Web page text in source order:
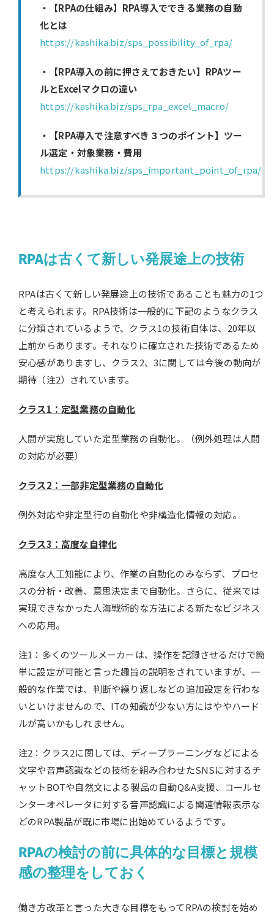
・【RPAの仕組み】RPA導入でできる業務の自動
化とは
https://kashika.biz/sps_possibility_of_rpa/
・【RPA導入の前に押さえておきたい】RPAツー
ルとExcelマクロの違い
https://kashika.biz/sps_rpa_excel_macro/
・【RPA導入で注意すべき３つのポイント】ツー
ル選定・対象業務・費用
https://kashika.biz/sps_important_point_of_rpa/
RPAは古くて新しい発展途上の技術
RPAは古くて新しい発展途上の技術であることも魅力の1つ
と考えられます。RPA技術は一般的に下記のようなクラス
に分類されているようで、クラス1の技術自体は、20年以
上前からあります。それなりに確立された技術であるため
安心感がありますし、クラス2、3に関しては今後の動向が
期待（注2）されています。
クラス1：定型業務の自動化
人間が実施していた定型業務の自動化。（例外処理は人間
の対応が必要）
クラス2：一部非定型業務の自動化
例外対応や非定型行の自動化や非構造化情報の対応。
クラス3：高度な自律化
高度な人工知能により、作業の自動化のみならず、プロセ
スの分析・改善、意思決定まで自動化。さらに、従来では
実現できなかった人海戦術的な方法による新たなビジネス
への応用。
注1：多くのツールメーカーは、操作を記録させるだけで簡
単に設定が可能と言った趣旨の説明をされていますが、一
般的な作業では、判断や繰り返しなどの追加設定を行わな
いといけませんので、ITの知識が少ない方にはややハード
ルが高いかもしれません。
注2：クラス2に関しては、ディープラーニングなどによる
文字や音声認識などの技術を組み合わせたSNSに対するチ
ャットBOTや自然文による製品の自動Q&A支援、コールセ
ンターオペレータに対する音声認識による関連情報表示な
どのRPA製品が既に市場に出始めているようです。
RPAの検討の前に具体的な目標と規模
感の整理をしておく
働き方改革と言った大きな目標をもってRPAの検討を始め